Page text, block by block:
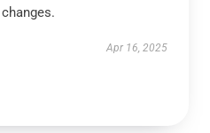
Apr 16, 2025